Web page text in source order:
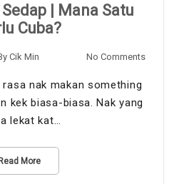
| Mana Satu
Cuba?
Cik Min No Comments
nak makan something
kek biasa-biasa. Nak yang
lekat kat…
Read More